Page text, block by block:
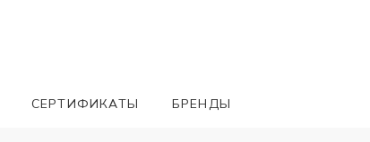
СЕРТИФИКАТЫ БРЕНДЫ